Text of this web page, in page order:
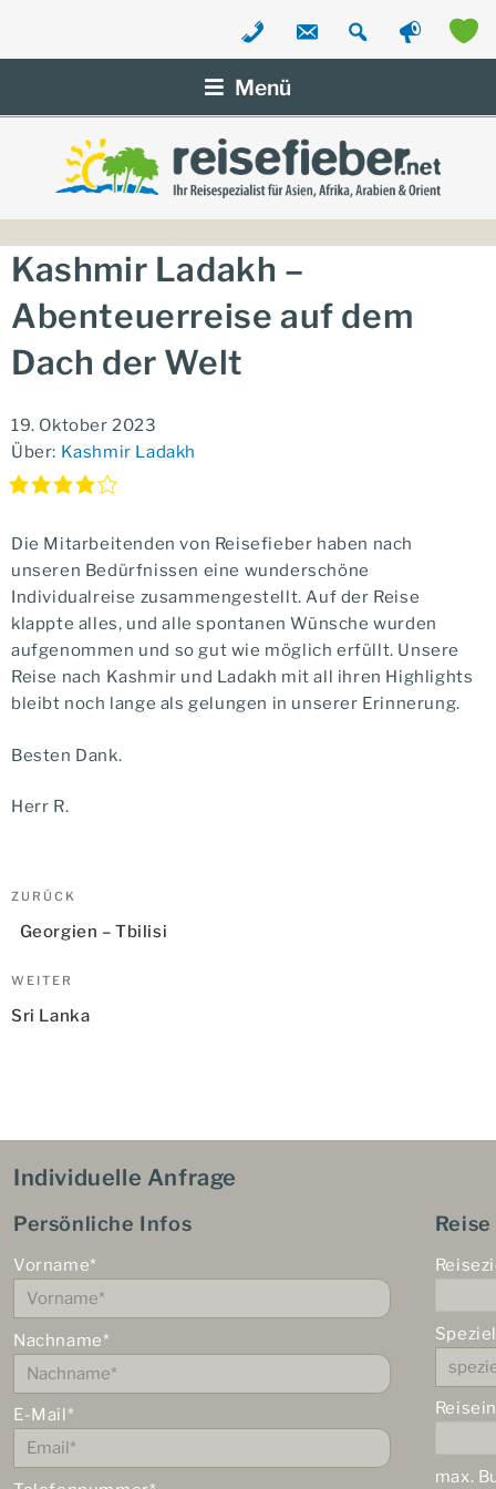
Zum
Menü
Kashmir Ladakh –
Abenteuerreise auf dem
Dach der Welt
19. Oktober 2023
Über: Kashmir Ladakh
Die Mitarbeitenden von Reisefieber haben nach
unseren Bedürfnissen eine wunderschöne
Individualreise zusammengestellt. Auf der Reise
klappte alles, und alle spontanen Wünsche wurden
aufgenommen und so gut wie möglich erfüllt. Unsere
Reise nach Kashmir und Ladakh mit all ihren Highlights
bleibt noch lange als gelungen in unserer Erinnerung.
Besten Dank.
Herr R.
Beitragsnavigation
Vorheriger
Beitrag
ZURÜCK
Georgien – Tbilisi
Nächster
Beitrag
WEITER
Sri Lanka
Individuelle Anfrage
Persönliche Infos
Vorname*
Nachname*
E-Mail*
max.